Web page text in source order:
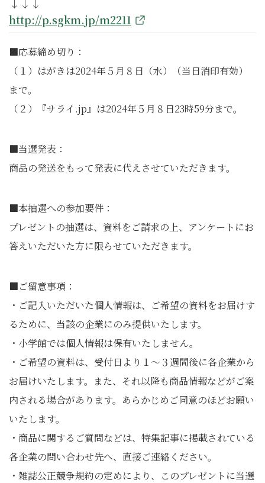
http://p.sgkm.jp/m2211
■応募締め切り：
（１）はがきは2024年５月８日（水）（当日消印有効）
まで。
（２）『サライ.jp』は2024年５月８日23時59分まで。
■当選発表：
商品の発送をもって発表に代えさせていただきます。
■本抽選への参加要件：
プレゼントの抽選は、資料をご請求の上、アンケートにお
答えいただいた方に限らせていただきます。
■ご留意事項：
・ご記入いただいた個人情報は、ご希望の資料をお届けす
るために、当該の企業にのみ提供いたします。
・小学館では個人情報は保有いたしません。
・ご希望の資料は、受付日より１〜３週間後に各企業から
お届けいたします。また、それ以降も商品情報などがご案
内される場合があります。あらかじめご同意のほどお願い
いたします。
・商品に関するご質問などは、特集記事に掲載されている
各企業の問い合わせ先へ、直接ご連絡ください。
・雑誌公正競争規約の定めにより、このプレゼントに当選